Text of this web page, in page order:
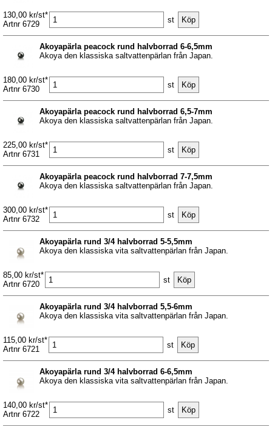
130,00 kr/st*
Artnr 6729
st
Akoyapärla peacock rund halvborrad 6-6,5mm
Akoya den klassiska saltvattenpärlan från Japan.
180,00 kr/st*
Artnr 6730
st
Akoyapärla peacock rund halvborrad 6,5-7mm
Akoya den klassiska saltvattenpärlan från Japan.
225,00 kr/st*
Artnr 6731
st
Akoyapärla peacock rund halvborrad 7-7,5mm
Akoya den klassiska saltvattenpärlan från Japan.
300,00 kr/st*
Artnr 6732
st
Akoyapärla rund 3/4 halvborrad 5-5,5mm
Akoya den klassiska vita saltvattenpärlan från Japan.
85,00 kr/st*
Artnr 6720
st
Akoyapärla rund 3/4 halvborrad 5,5-6mm
Akoya den klassiska vita saltvattenpärlan från Japan.
115,00 kr/st*
Artnr 6721
st
Akoyapärla rund 3/4 halvborrad 6-6,5mm
Akoya den klassiska vita saltvattenpärlan från Japan.
140,00 kr/st*
Artnr 6722
st